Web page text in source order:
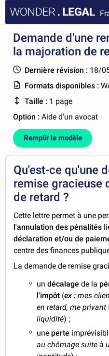
ACCUEIL
FAQ
MON COMPTE
Demande d'une
la majoration de
Dernière révision : 18/
Formats disponibles :
Taille : 1 page
Option :Aide d'un avocat
Remplir le modèle
Qu'est-ce qu'une
remise gracieuse
de retard ?
Cette lettre permet à une
l'annulation des pénalités
déclaration et/ou de
centre des finances
La demande de remise
undécalage de la
l'impôt (ex : mes
en retard, me
liquidité) ;
une perte
au chômage suite à